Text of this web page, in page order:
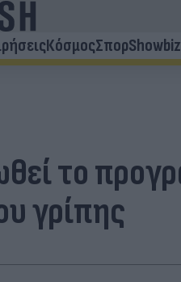
ΚόσμοςΣπορShowbiz
το
γρίπης